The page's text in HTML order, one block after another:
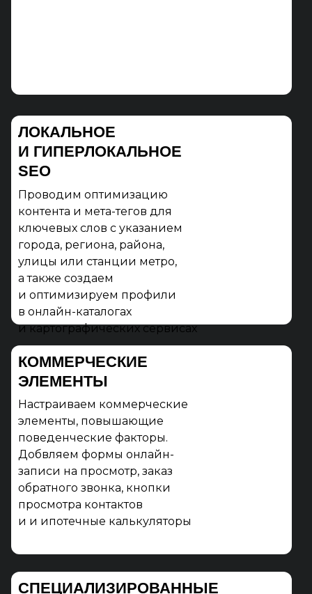
ЛОКАЛЬНОЕ
И ГИПЕРЛОКАЛЬНОЕ
SEO
Проводим оптимизацию
контента и мета-тегов для
ключевых слов с указанием
города, региона, района,
улицы или станции метро,
а также создаем
и оптимизируем профили
в онлайн-каталогах
и картографических сервисах
КОММЕРЧЕСКИЕ
ЭЛЕМЕНТЫ
Настраиваем коммерческие
элементы, повышающие
поведенческие факторы.
Добвляем формы онлайн-
записи на просмотр, заказ
обратного звонка, кнопки
просмотра контактов
и и ипотечные калькуляторы
СПЕЦИАЛИЗИРОВАННЫЕ